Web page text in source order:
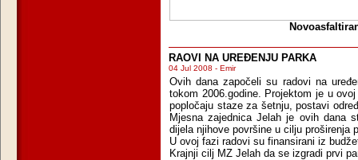
RAOVI NA UREĐENJU PARKA
04 Jul 2008 - Emir
Ovih dana započeli su radovi na
tokom 2006.godine. Projektom je u
popločaju staze za šetnju, postavi
Mjesna zajednica Jelah je ovih dana
dijela njihove površine u cilju proširenja
U ovoj fazi radovi su finansirani iz
Krajnji cilj MZ Jelah da se izgradi prvi